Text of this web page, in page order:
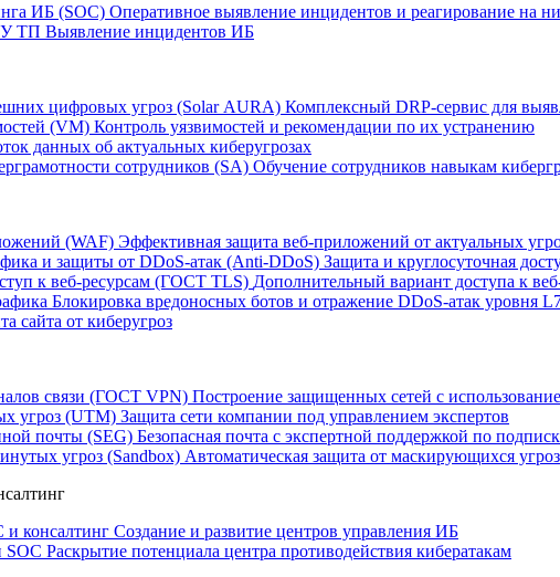
ИБ (SOC) Оперативное выявление инцидентов и реагирование на
ТП Выявление инцидентов ИБ
цифровых угроз (Solar AURA) Комплексный DRP-сервис для
(VM) Контроль уязвимостей и рекомендации по их устранению
данных об актуальных киберугрозах
сотрудников (SA) Обучение сотрудников навыкам
(WAF) Эффективная защита веб-приложений от актуальных
и защиты от DDoS‑атак (Anti‑DDoS) Защита и круглосуточная
к веб-ресурсам (ГОСТ TLS) Дополнительный вариант доступа к
Блокировка вредоносных ботов и отражение DDoS‑атак уровня
сайта от киберугроз
связи (ГОСТ VPN) Построение защищенных сетей с
угроз (UTM) Защита сети компании под управлением экспертов
почты (SEG) Безопасная почта с экспертной поддержкой по
угроз (Sandbox) Автоматическая защита от маскирующихся угроз
и консалтинг Создание и развитие центров управления ИБ
SOC Раскрытие потенциала центра противодействия кибератакам